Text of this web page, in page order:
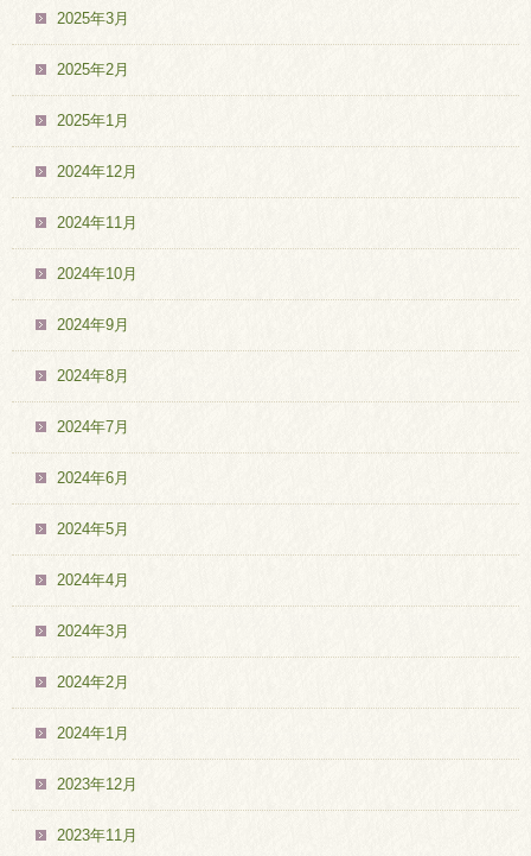
2025年3月
2025年2月
2025年1月
2024年12月
2024年11月
2024年10月
2024年9月
2024年8月
2024年7月
2024年6月
2024年5月
2024年4月
2024年3月
2024年2月
2024年1月
2023年12月
2023年11月